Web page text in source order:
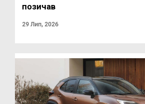
позичав
29 Лип, 2026